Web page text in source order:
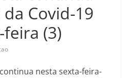
Covid-19
(3)
nesta sexta-feira-